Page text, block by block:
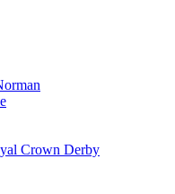
Crown Derby